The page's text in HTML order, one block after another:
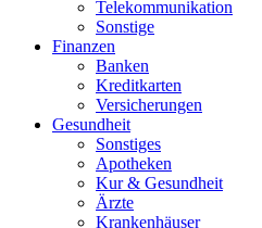
Telekommunikation
Sonstige
Finanzen
Banken
Kreditkarten
Versicherungen
Gesundheit
Sonstiges
Apotheken
Kur & Gesundheit
Ärzte
Krankenhäuser